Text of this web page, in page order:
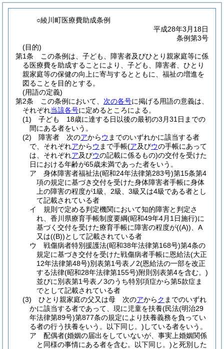
○綾川町医療費助成条例
平成28年3月18日
条例第3号
(目的)
第1条
この条例は、子ども、障害者及びひとり親家庭等に係
る医療費を助成することにより、子ども、障害者、ひとり
親家庭等の保健の向上に寄与するとともに、福祉の増進を
図ることを目的とする。
(用語の定義)
第2条
この条例において、 次の各号に掲げる用語の意義は、
それぞれ当該各号に定めるところによる。
(1)
子ども 18歳に達する日以後の最初の3月31日までの
間にある者をいう。
(2)
障害者 次のアからウ までのいずれかに該当する者
で、それぞれアからウ まで手帳(ア及びウの手帳にあって
は、それぞれア及びウの記載に係るもの)の交付を受けた
日における年齢が65歳未満であった者をいう。
ア
身体障害者福祉法(昭和24年法律第283号)第15条第4
項の規定に基づき交付を受けた身体障害者手帳に身体
上の障害の程度が1級、2級、3級又は4級である者とし
て記載されている者
イ
規則で定める判定機関において知的障害と判定さ
れ、香川県療育手帳制度要綱(昭和49年4月1日施行)に
基づく交付を受けた療育手帳に障害の程度が((A)) 、A
又は((B))として記載されている者
ウ
戦傷病者特別援護法(昭和38年法律第168号)第4条の
規定に基づき交付を受けた戦傷病者手帳に恩給法(大正
12年法律第48号)別表第1号表ノ2(恩給法の一部を改正
する法律(昭和28年法律第155号)附則別表第4を含む。)
並びに別表第1号表ノ3のうち特別項症から第5款症ま
でとして記載されている者
(3)
ひとり親家庭の父又は母 次のアからク までのいずれ
かに該当する者であって、現に児童を扶養(民法(明治29
年法律第89号)第877条の規定により扶養義務を負ってい
る者の行う扶養をいう。以下同じ。) している者をいう。
ア
配偶者(婚姻の届出をしていないが、事実上婚姻関係
と同様の事情にある者を含む。以下同じ。)と死別した